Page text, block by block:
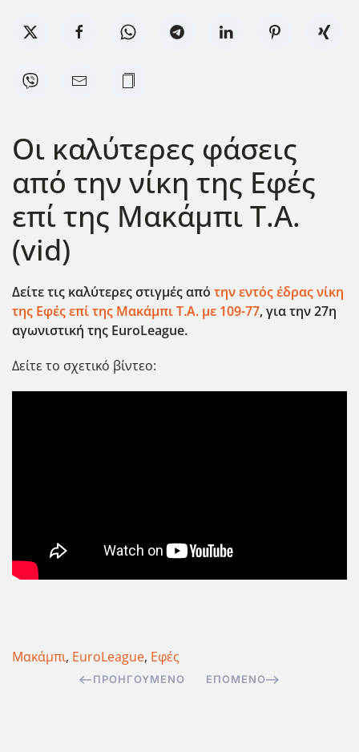
Οι καλύτερες φάσεις
από την νίκη της Εφές
επί της Μακάμπι Τ.Α.
(vid)
Δείτε τις καλύτερες στιγμές από την εντός έδρας νίκη
της Εφές επί της Μακάμπι Τ.Α. με 109-77, για την 27η
αγωνιστική της EuroLeague.
Δείτε το σχετικό βίντεο:
Μακάμπι, EuroLeague, Εφές
ΠΡΟΗΓΟΎΜΕΝΟ ΕΠΌΜΕΝΟ